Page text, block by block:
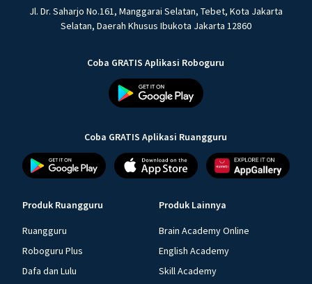
Jl. Dr. Saharjo No.161, Manggarai Selatan, Tebet, Kota Jakarta
Selatan, Daerah Khusus Ibukota Jakarta 12860
Coba GRATIS Aplikasi Roboguru
Coba GRATIS Aplikasi Ruangguru
Produk Ruangguru
Ruangguru
Roboguru Plus
Dafa dan Lulu
Produk Lainnya
Brain Academy Online
English Academy
Skill Academy